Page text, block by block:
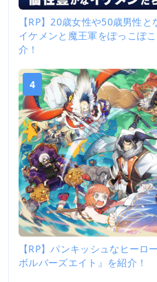
【RP】20歳女性や50歳男性
イケメンと魔王軍をぽっこぽ
介！
4
【RP】パンキッシュなヒーロ
ボルバーズエイト』を紹介！